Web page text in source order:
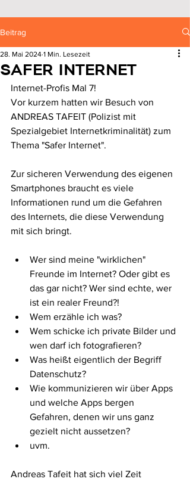
Beitrag
SAFER INTERNET
28. Mai 2024 1 Min. Lesezeit
Internet-Profis Mal 7!
Vor kurzem hatten wir Besuch von
ANDREAS TAFEIT (Polizist mit
Spezialgebiet Internetkriminalität) zum
Thema "Safer Internet".
Zur sicheren Verwendung des eigenen
Smartphones braucht es viele
Informationen rund um die Gefahren
des Internets, die diese Verwendung
mit sich bringt.
Wer sind meine "wirklichen"
Freunde im Internet? Oder gibt es
das gar nicht? Wer sind echte, wer
ist ein realer Freund?!
Wem erzähle ich was?
Wem schicke ich private Bilder und
wen darf ich fotografieren?
Was heißt eigentlich der Begriff
Datenschutz?
Wie kommunizieren wir über Apps
und welche Apps bergen
Gefahren, denen wir uns ganz
gezielt nicht aussetzen?
uvm.
Andreas Tafeit hat sich viel Zeit